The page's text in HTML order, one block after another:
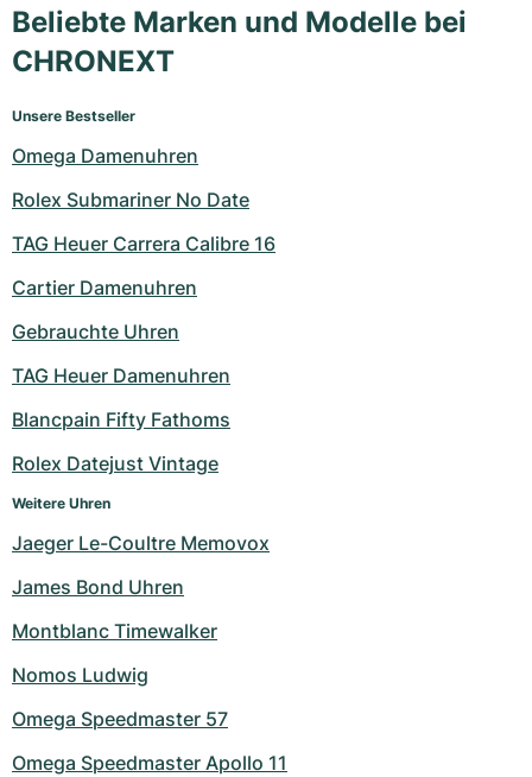
Beliebte Marken und Modelle bei
CHRONEXT
Unsere Bestseller
Omega Damenuhren
Rolex Submariner No Date
TAG Heuer Carrera Calibre 16
Cartier Damenuhren
Gebrauchte Uhren
TAG Heuer Damenuhren
Blancpain Fifty Fathoms
Rolex Datejust Vintage
Weitere Uhren
Jaeger Le-Coultre Memovox
James Bond Uhren
Montblanc Timewalker
Nomos Ludwig
Omega Speedmaster 57
Omega Speedmaster Apollo 11